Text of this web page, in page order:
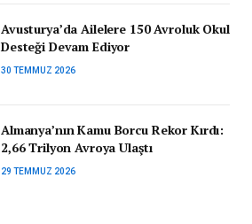
Avusturya’da Ailelere 150 Avroluk Okul
Desteği Devam Ediyor
30 TEMMUZ 2026
Almanya’nın Kamu Borcu Rekor Kırdı:
2,66 Trilyon Avroya Ulaştı
29 TEMMUZ 2026